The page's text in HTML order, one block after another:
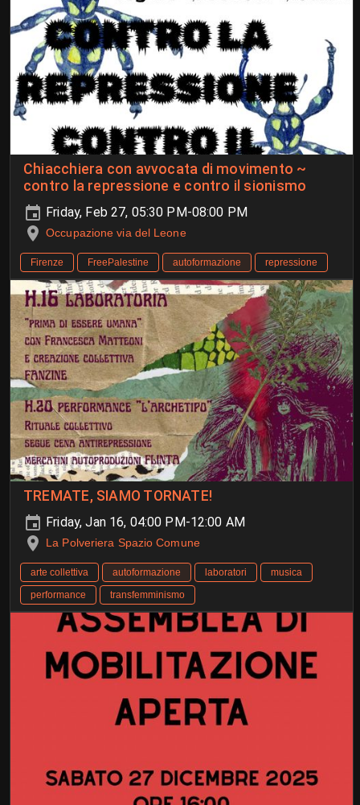
Chiacchiera con avvocata di movimento ~
contro la repressione e contro il sionismo
Friday, Feb 27, 05:30 PM-08:00 PM
Occupazione via del Leone
Firenze FreePalestine autoformazione repressione
TREMATE, SIAMO TORNATE!
Friday, Jan 16, 04:00 PM-12:00 AM
La Polveriera Spazio Comune
arte collettiva autoformazione laboratori
musica
performance
transfemminismo